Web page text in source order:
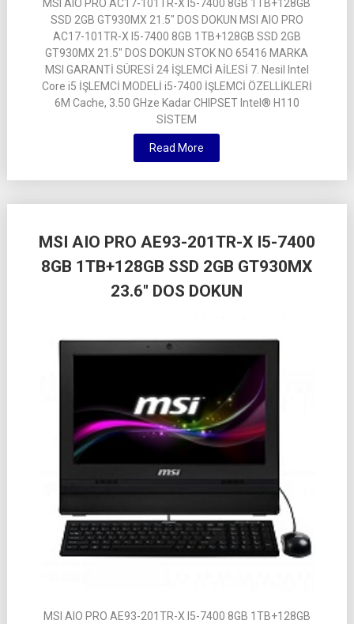
MSI AIO PRO AC17-101TR-X I5-7400 8GB 1TB+128GB
SSD 2GB GT930MX 21.5″ DOS DOKUN MSI AIO PRO
AC17-101TR-X I5-7400 8GB 1TB+128GB SSD 2GB
GT930MX 21.5″ DOS DOKUN STOK NO 65416 MARKA
MSI GARANTİ SÜRESİ 24 İŞLEMCİ AİLESİ 7. Nesil Intel
Core i5 İŞLEMCİ MODELİ i5-7400 İŞLEMCİ ÖZELLİKLERİ
6M Cache, 3.50 GHze Kadar CHIPSET Intel® H110
SİSTEM
Read More
MSI AIO PRO AE93-201TR-X I5-7400
8GB 1TB+128GB SSD 2GB GT930MX
23.6″ DOS DOKUN
MSI AIO PRO AE93-201TR-X I5-7400 8GB 1TB+128GB